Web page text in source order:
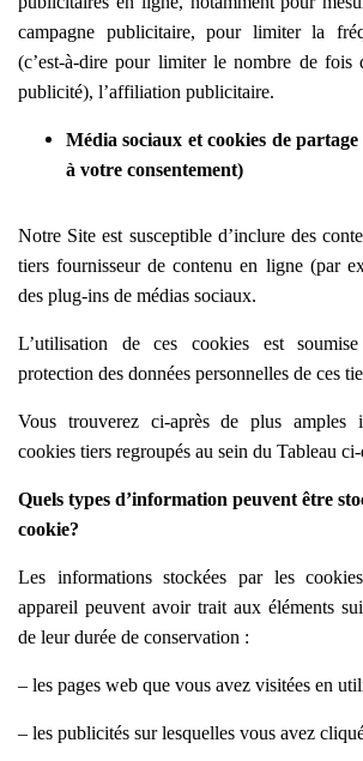
campagne publicitaire, pour limiter la
(c’est-à-dire pour limiter le nombre de fois
publicité), l’affiliation publicitaire.
Média sociaux et cookies de
à votre consentement)
Notre Site est susceptible d’inclure des
tiers fournisseur de contenu en ligne (par
des plug-ins de médias sociaux.
L’utilisation de ces cookies est
protection des données personnelles de ces
Vous trouverez ci-après de plus amples
cookies tiers regroupés au sein du Tableau ci-
Quels types d’information peuvent être
cookie?
Les informations stockées par les
appareil peuvent avoir trait aux éléments
de leur durée de conservation :
– les pages web que vous avez visitées en
– les publicités sur lesquelles vous avez